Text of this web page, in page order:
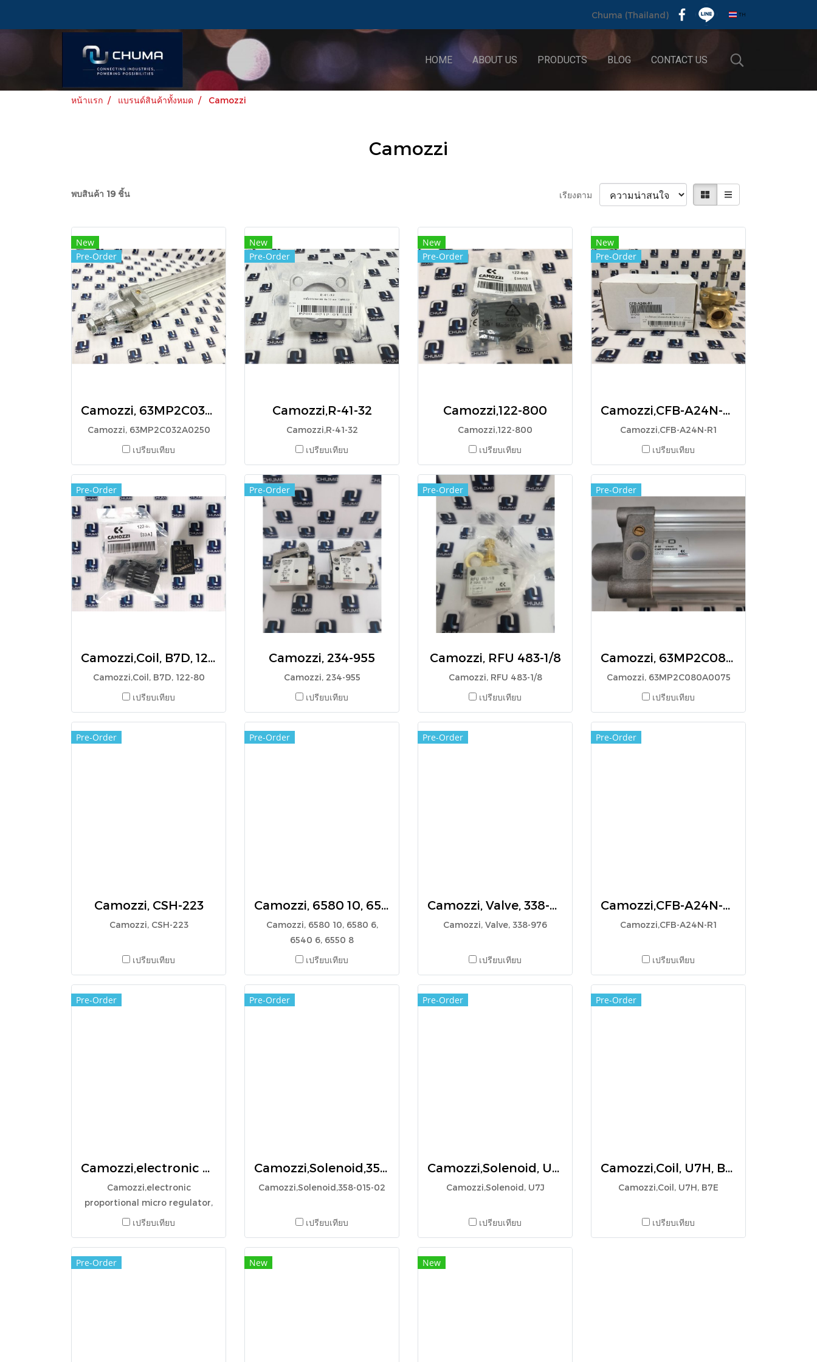
Chuma (Thailand) TH
HOME ABOUT US PRODUCTS BLOG CONTACT US
หน้าแรก แบรนด์สินค้าทั้งหมด Camozzi
Camozzi
พบสินค้า 19 ชิ้น เรียงตาม
New
Pre-Order
Camozzi, 63MP2C032A0250
Camozzi, 63MP2C032A0250
เปรียบเทียบ
New
Pre-Order
Camozzi,R-41-32
Camozzi,R-41-32
เปรียบเทียบ
New
Pre-Order
Camozzi,122-800
Camozzi,122-800
เปรียบเทียบ
New
Pre-Order
Camozzi,CFB-A24N-R1
Camozzi,CFB-A24N-R1
เปรียบเทียบ
Pre-Order
Camozzi,Coil, B7D, 122-80
Camozzi,Coil, B7D, 122-80
เปรียบเทียบ
Pre-Order
Camozzi, 234-955
Camozzi, 234-955
เปรียบเทียบ
Pre-Order
Camozzi, RFU 483-1/8
Camozzi, RFU 483-1/8
เปรียบเทียบ
Pre-Order
Camozzi, 63MP2C080A0075
Camozzi, 63MP2C080A0075
เปรียบเทียบ
Pre-Order
Camozzi, CSH-223
Camozzi, CSH-223
เปรียบเทียบ
Pre-Order
Camozzi, 6580 10, 6580 6, 6540 6, 6550 8
Camozzi, 6580 10, 6580 6,
6540 6, 6550 8
เปรียบเทียบ
Pre-Order
Camozzi, Valve, 338-976
Camozzi, Valve, 338-976
เปรียบเทียบ
Pre-Order
Camozzi,CFB-A24N-R1
Camozzi,CFB-A24N-R1
เปรียบเทียบ
Pre-Order
Camozzi,electronic proportional micro regulator, K8P-0-D522-0
Camozzi,electronic
proportional micro regulator,
K8P-0-D522-0
เปรียบเทียบ
Pre-Order
Camozzi,Solenoid,358-015-02
Camozzi,Solenoid,358-015-02
เปรียบเทียบ
Pre-Order
Camozzi,Solenoid, U7J
Camozzi,Solenoid, U7J
เปรียบเทียบ
Pre-Order
Camozzi,Coil, U7H, B7E
Camozzi,Coil, U7H, B7E
เปรียบเทียบ
Pre-Order New New